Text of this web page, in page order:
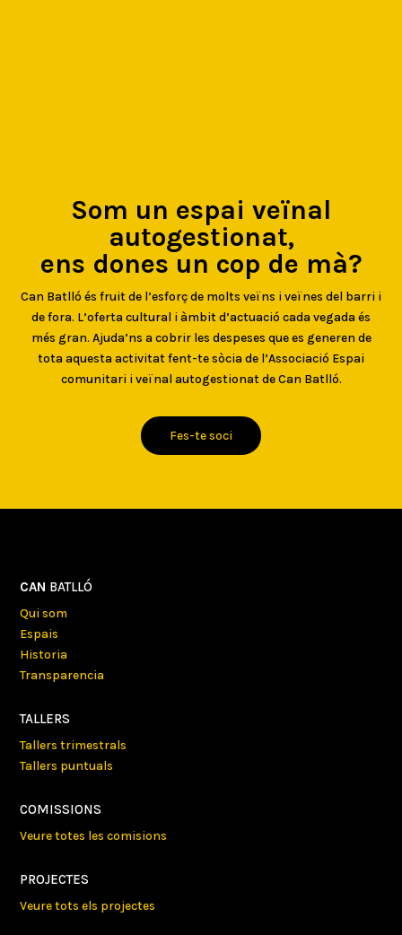
Som un espai veïnal
autogestionat,
ens dones un cop de mà?
Can Batlló és fruit de l’esforç de molts veïns i veïnes del barri i
de fora. L’oferta cultural i àmbit d’actuació cada vegada és
més gran. Ajuda’ns a cobrir les despeses que es generen de
tota aquesta activitat fent-te sòcia de l’Associació Espai
comunitari i veïnal autogestionat de Can Batlló.
Fes-te soci
CAN BATLLÓ
Qui som
Espais
Historia
Transparencia
TALLERS
Tallers trimestrals
Tallers puntuals
COMISSIONS
Veure totes les comisions
PROJECTES
Veure tots els projectes